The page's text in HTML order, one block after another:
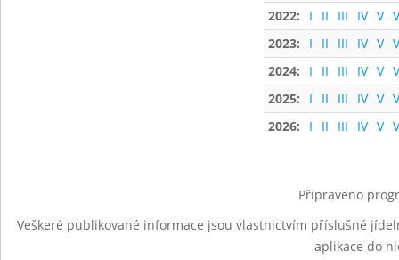
2022:
I II III IV V
2023:
I II III IV V
2024:
I II III IV V
2025:
I II III IV V
2026:
I II III IV V
Připraveno
Veškeré publikované informace jsou vlastnictvím příslušné
aplikace do